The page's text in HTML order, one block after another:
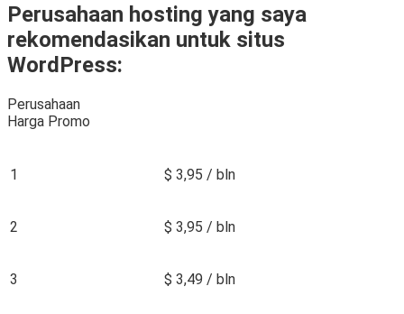
Perusahaan hosting yang saya
rekomendasikan untuk situs
WordPress:
Perusahaan
Harga Promo
1 $ 3,95 / bln
2 $ 3,95 / bln
3 $ 3,49 / bln